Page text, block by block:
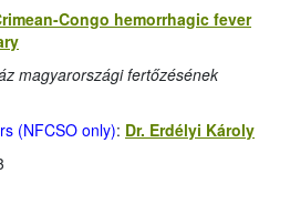
Congo hemorrhagic fever
magyarországi fertőzésének
(NFCSO only): Dr. Erdélyi Károly